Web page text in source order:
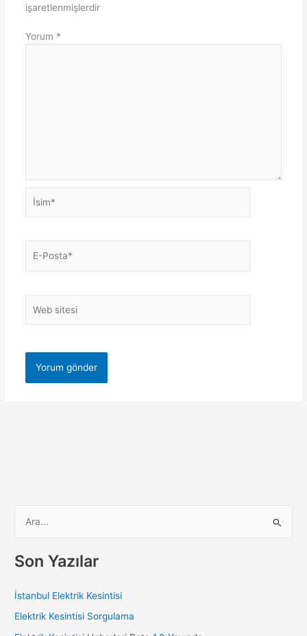
işaretlenmişlerdir
Yorum *
Posta*
sitesi
rSon Yazılar
İstanbul Elektrik Kesintisi
Elektrik Kesintisi Sorgulama